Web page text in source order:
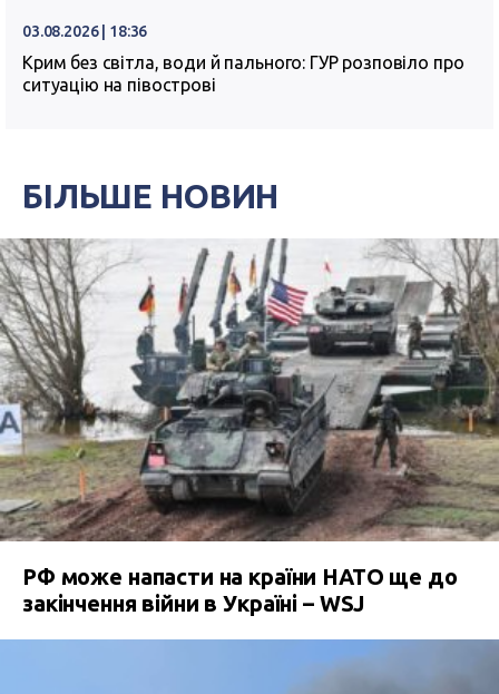
03.08.2026 | 18:36
Крим без світла, води й пального: ГУР розповіло про
ситуацію на півострові
БІЛЬШЕ НОВИН
РФ може напасти на країни НАТО ще до
закінчення війни в Україні – WSJ